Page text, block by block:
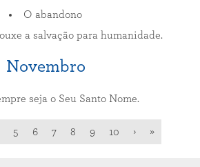
O abandono
a salvação para humanidade.
Novembro
seja o Seu Santo Nome.
5 6 7 8 9 10 › »